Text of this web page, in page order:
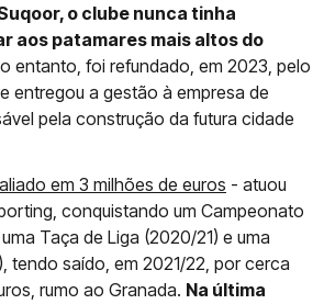
o clube nunca tinha
aos patamares mais altos do
entanto, foi refundado, em 2023, pelo
entregou a gestão à empresa de
pela construção da futura cidade
em 3 milhões de euros - atuou
conquistando um Campeonato
Taça de Liga (2020/21) e uma
tendo saído, em 2021/22, por cerca
rumo ao Granada. Na última